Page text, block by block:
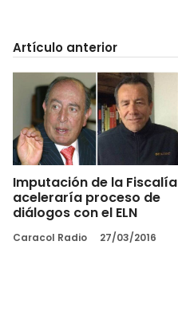
Artículo anterior
Imputación de la Fiscalía
aceleraría proceso de
diálogos con el ELN
Caracol Radio 27/03/2016